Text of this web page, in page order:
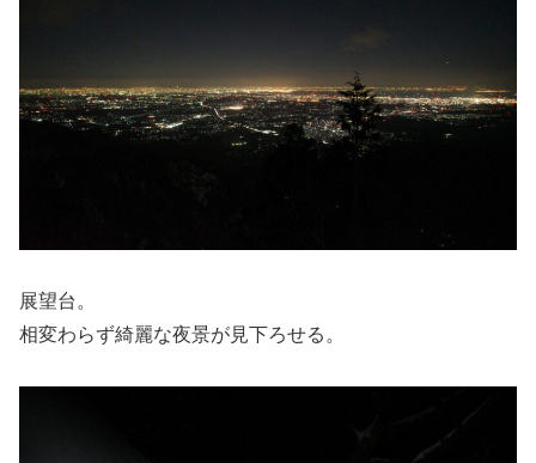
展望台。
相変わらず綺麗な夜景が見下ろせる。